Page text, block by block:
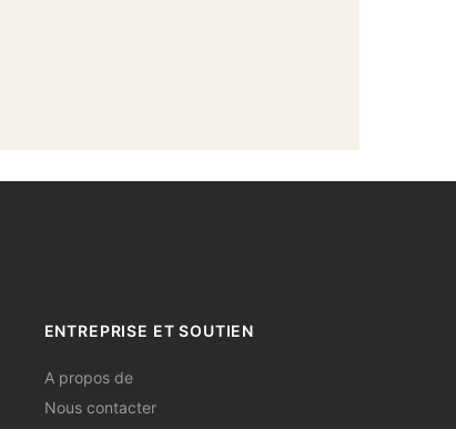
ENTREPRISE ET SOUTIEN
A propos de
Nous contacter